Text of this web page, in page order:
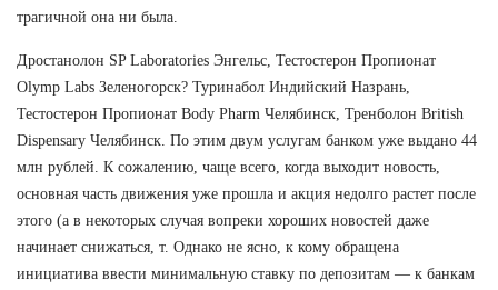
трагичной она ни была.
Дростанолон SP Laboratories Энгельс, Тестостерон Пропионат
Olymp Labs Зеленогорск? Туринабол Индийский Назрань,
Тестостерон Пропионат Body Pharm Челябинск, Тренболон British
Dispensary Челябинск. По этим двум услугам банком уже выдано 44
млн рублей. К сожалению, чаще всего, когда выходит новость,
основная часть движения уже прошла и акция недолго растет после
этого (а в некоторых случая вопреки хороших новостей даже
начинает снижаться, т. Однако не ясно, к кому обращена
инициатива ввести минимальную ставку по депозитам — к банкам